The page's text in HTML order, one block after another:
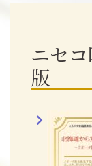
ニセ
版